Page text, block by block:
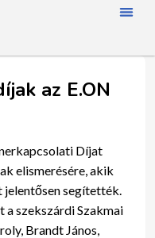
az E.ON
Díjat
elismerésére, akik
jelentősen segítették.
szekszárdi Szakmai
Brandt János,